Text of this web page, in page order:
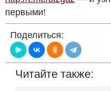
первыми!
Поделиться:
Читайте также: